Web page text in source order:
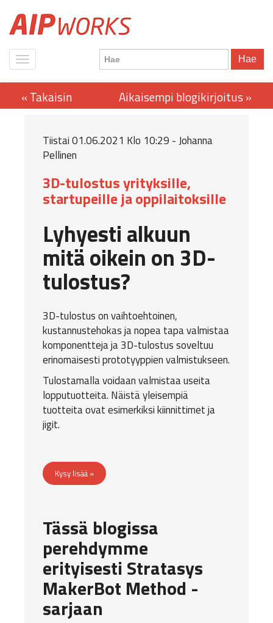
Hae
Tiistai 01.06.2021 Klo 10:29 - Johanna
Pellinen
3D-tulostus yrityksille,
startupeille ja oppilaitoksille
Lyhyesti alkuun
mitä oikein on 3D-
tulostus?
3D-tulostus on vaihtoehtoinen,
kustannustehokas ja nopea tapa valmistaa
komponentteja ja 3D-tulostus soveltuu
erinomaisesti prototyyppien valmistukseen.
Tulostamalla voidaan valmistaa useita
lopputuotteita. Näistä yleisempiä
tuotteita ovat esimerkiksi kiinnittimet ja
jigit.
Kysy lisää »
Tässä blogissa
perehdymme
erityisesti Stratasys
MakerBot Method -
sarjaan